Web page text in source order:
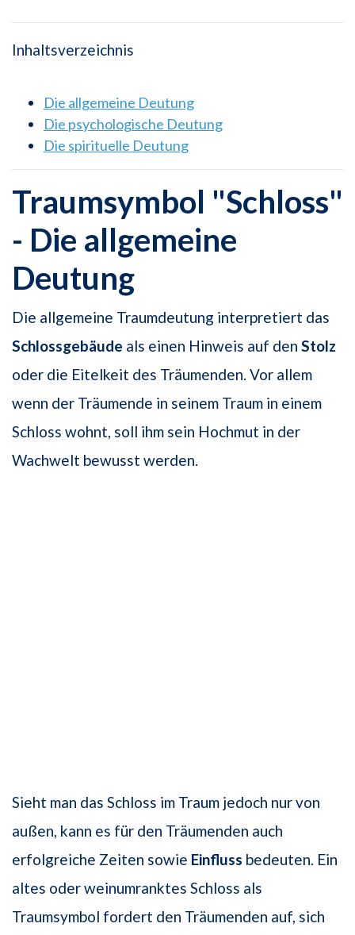
Inhaltsverzeichnis
Die allgemeine Deutung
Die psychologische Deutung
Die spirituelle Deutung
Traumsymbol "Schloss"
- Die allgemeine
Deutung
Die allgemeine Traumdeutung interpretiert das
Schlossgebäude als einen Hinweis auf den Stolz
oder die Eitelkeit des Träumenden. Vor allem
wenn der Träumende in seinem Traum in einem
Schloss wohnt, soll ihm sein Hochmut in der
Wachwelt bewusst werden.
Sieht man das Schloss im Traum jedoch nur von
außen, kann es für den Träumenden auch
erfolgreiche Zeiten sowie Einfluss bedeuten. Ein
altes oder weinumranktes Schloss als
Traumsymbol fordert den Träumenden auf, sich